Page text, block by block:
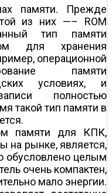
памяти. Прежде
из них —– ROM
тип памяти
для хранения
операционной
памяти
условиях, и
полностью
такой тип памяти в
памяти для КПК,
на рынке, является,
обусловлено целым
очень компактен,
мало энергии.